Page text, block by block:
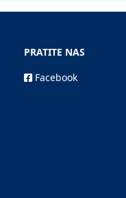
PRATITE NAS
Facebook